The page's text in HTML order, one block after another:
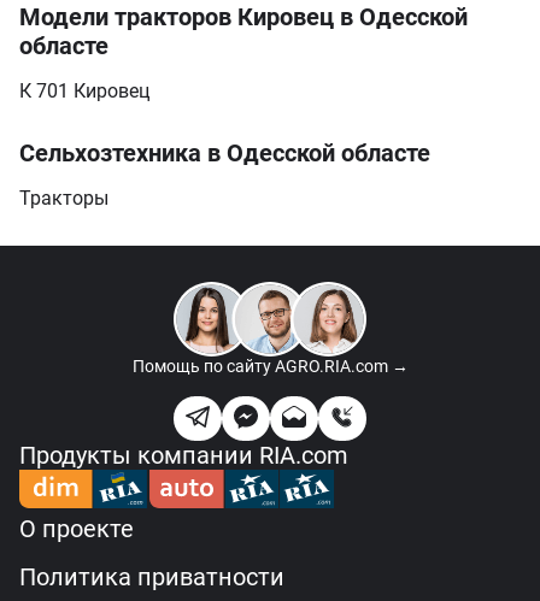
Модели тракторов Кировец в Одесской
областе
К 701 Кировец
Сельхозтехника в Одесской областе
Тракторы
Помощь по сайтуAGRO.RIA.com →
Продукты компании RIA.com
О проекте
Политика приватности